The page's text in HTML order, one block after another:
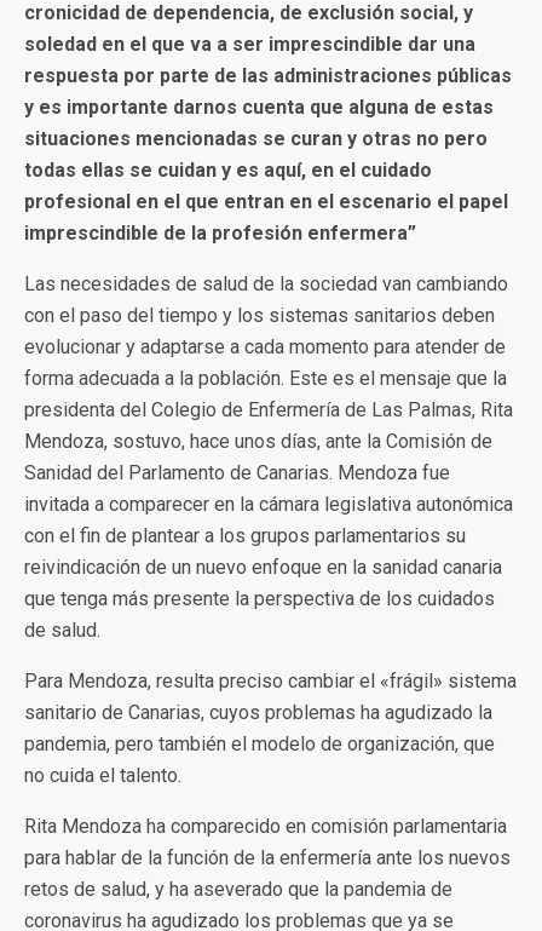
cronicidad de dependencia, de exclusión social, y
soledad en el que va a ser imprescindible dar una
respuesta por parte de las administraciones públicas
y es importante darnos cuenta que alguna de estas
situaciones mencionadas se curan y otras no pero
todas ellas se cuidan y es aquí, en el cuidado
profesional en el que entran en el escenario el papel
imprescindible de la profesión enfermera”
Las necesidades de salud de la sociedad van cambiando
con el paso del tiempo y los sistemas sanitarios deben
evolucionar y adaptarse a cada momento para atender de
forma adecuada a la población. Este es el mensaje que la
presidenta del Colegio de Enfermería de Las Palmas, Rita
Mendoza, sostuvo, hace unos días, ante la Comisión de
Sanidad del Parlamento de Canarias. Mendoza fue
invitada a comparecer en la cámara legislativa autonómica
con el fin de plantear a los grupos parlamentarios su
reivindicación de un nuevo enfoque en la sanidad canaria
que tenga más presente la perspectiva de los cuidados
de salud.
Para Mendoza, resulta preciso cambiar el «frágil» sistema
sanitario de Canarias, cuyos problemas ha agudizado la
pandemia, pero también el modelo de organización, que
no cuida el talento.
Rita Mendoza ha comparecido en comisión parlamentaria
para hablar de la función de la enfermería ante los nuevos
retos de salud, y ha aseverado que la pandemia de
coronavirus ha agudizado los problemas que ya se